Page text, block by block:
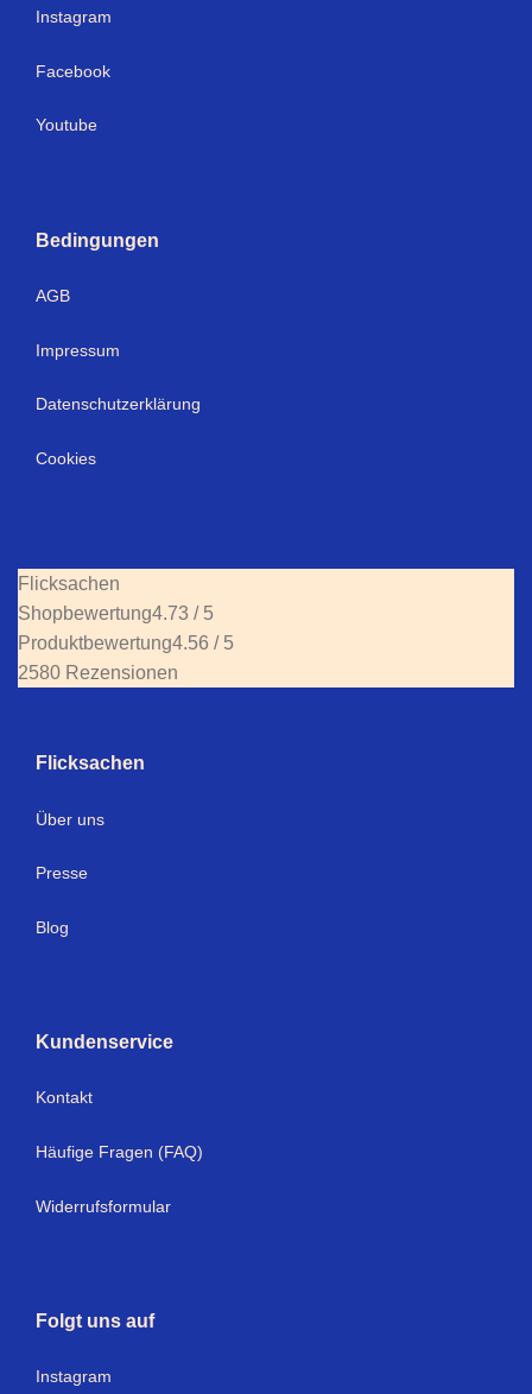
Instagram
Facebook
Youtube
Bedingungen
AGB
Impressum
Datenschutzerklärung
Cookies
Flicksachen
Shopbewertung4.73 / 5
Produktbewertung4.56 / 5
2580 Rezensionen
Flicksachen
Über uns
Presse
Blog
Kundenservice
Kontakt
Häufige Fragen (FAQ)
Widerrufsformular
Folgt uns auf
Instagram